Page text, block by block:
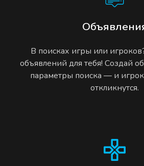
В поисках игры или
объявлений для тебя! Создай
параметры поиска — и
откликнутся.